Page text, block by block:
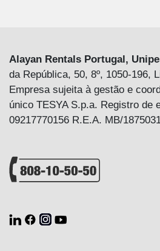
Alayan Rentals Portugal,
da República, 50, 8º, 1050-196,
Empresa sujeita à gestão e
único TESYA S.p.a. Registro de
09217770156 R.E.A. MB/